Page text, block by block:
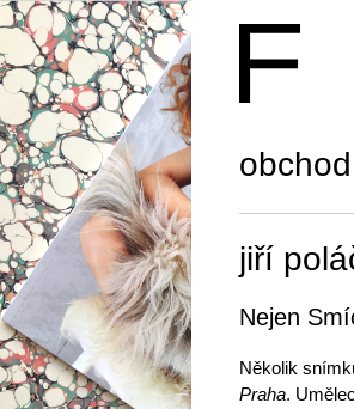
obchod
jiří
Nejen
Několik
Praha.